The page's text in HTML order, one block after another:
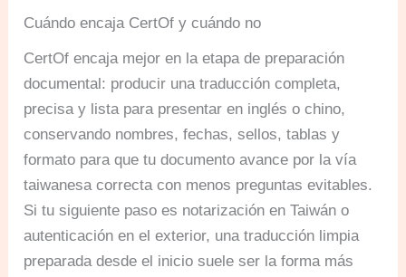
Cuándo encaja CertOf y cuándo no
CertOf encaja mejor en la etapa de preparación
documental: producir una traducción completa,
precisa y lista para presentar en inglés o chino,
conservando nombres, fechas, sellos, tablas y
formato para que tu documento avance por la vía
taiwanesa correcta con menos preguntas evitables.
Si tu siguiente paso es notarización en Taiwán o
autenticación en el exterior, una traducción limpia
preparada desde el inicio suele ser la forma más